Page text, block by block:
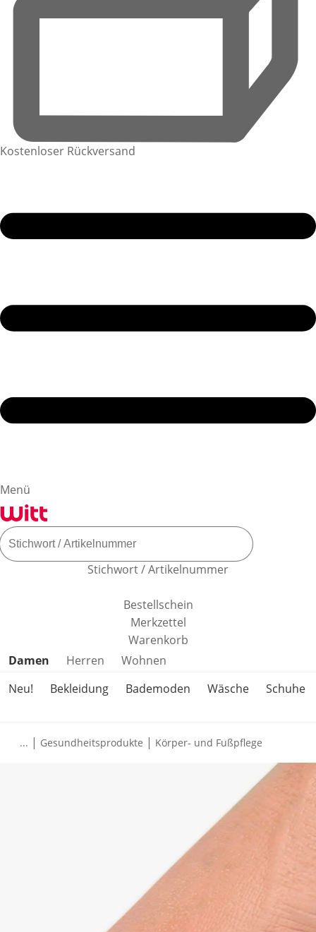
Kostenloser Rückversand
Menü
Stichwort / Artikelnummer
Bestellschein
Merkzettel
Warenkorb
Produktkategorien überspringen
Damen Herren
Wohnen
Neu!
Bekleidung Bademoden Wäsche Schuhe
... | Gesundheitsprodukte | Körper- und Fußpflege